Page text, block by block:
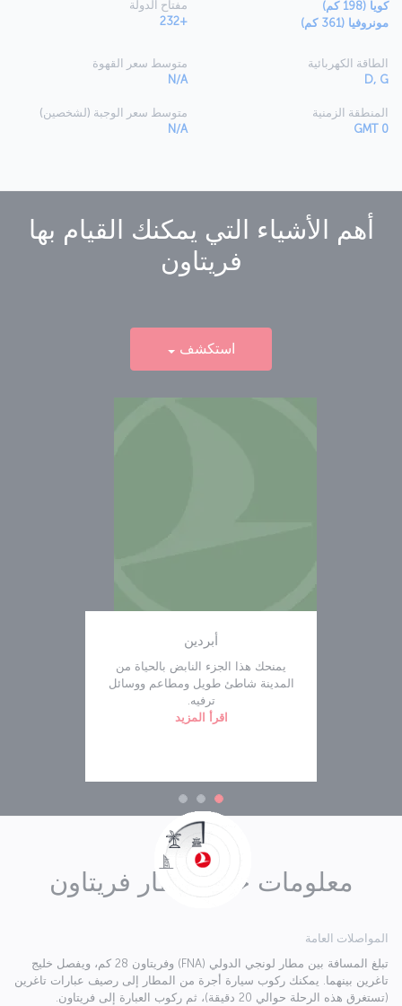
كويا (198 كم)
مونروفيا (361 كم)
مفتاح الدولة
+232
الطاقة الكهربائية
D, G
المنطقة الزمنية
GMT 0
متوسط سعر القهوة
N/A
متوسط سعر الوجبة (لشخصين)
N/A
أهم الأشياء التي يمكنك القيام بها
فريتاون
استكشف
أبردين
يمنحك هذا الجزء النابض بالحياة من
المدينة شاطئ طويل ومطاعم ووسائل
ترفيه.
اقرأ المزيد
معلومات حول مطار فريتاون
المواصلات العامة
تبلغ المسافة بين مطار لونجي الدولي (FNA) وفريتاون 28 كم، ويفصل خليج
تاغرين بينهما. يمكنك ركوب سيارة أجرة من المطار إلى رصيف عبارات تاغرين
(تستغرق هذه الرحلة حوالي 20 دقيقة)، ثم ركوب العبارة إلى فريتاون.